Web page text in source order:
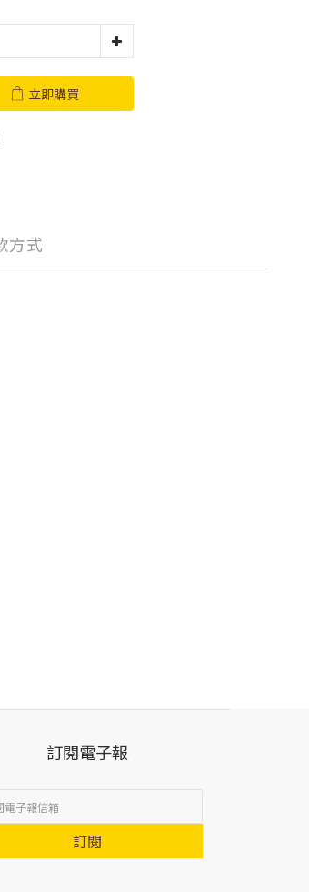
立即購買
方式
訂閱電子報
訂閱